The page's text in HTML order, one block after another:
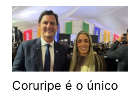
Coruripe é o único